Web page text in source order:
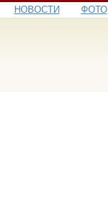
НОВОСТИ ФОТО